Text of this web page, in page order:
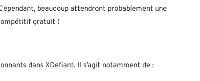
beaucoup attendront probablement une
gratuit !
dans XDefiant. Il s’agit notamment de :